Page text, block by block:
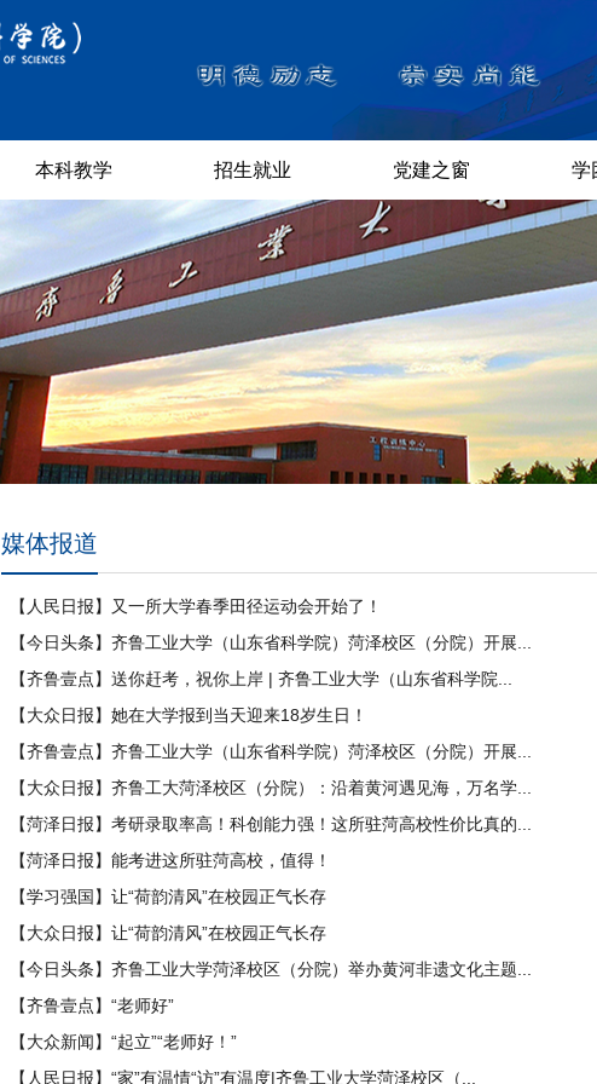
本科教学 招生就业 党建之窗 学
媒体报道
【人民日报】又一所大学春季田径运动会开始了！
【今日头条】齐鲁工业大学（山东省科学院）菏泽校区（分院）开展...
【齐鲁壹点】送你赶考，祝你上岸 | 齐鲁工业大学（山东省科学院...
【大众日报】她在大学报到当天迎来18岁生日！
【齐鲁壹点】齐鲁工业大学（山东省科学院）菏泽校区（分院）开展...
【大众日报】齐鲁工大菏泽校区（分院）：沿着黄河遇见海，万名学...
【菏泽日报】考研录取率高！科创能力强！这所驻菏高校性价比真的...
【菏泽日报】能考进这所驻菏高校，值得！
【学习强国】让“荷韵清风”在校园正气长存
【大众日报】让“荷韵清风”在校园正气长存
【今日头条】齐鲁工业大学菏泽校区（分院）举办黄河非遗文化主题...
【齐鲁壹点】“老师好”
【大众新闻】“起立”“老师好！”
【人民日报】“家”有温情“访”有温度|齐鲁工业大学菏泽校区（...